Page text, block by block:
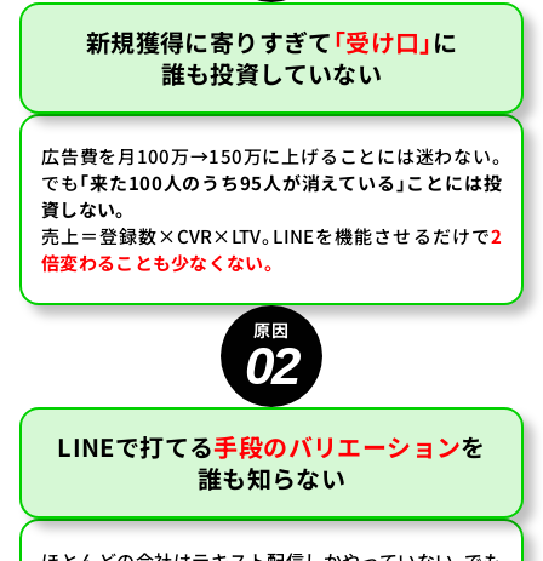
新規獲得に寄りすぎて「受け口」に
誰も投資していない
広告費を月100万→150万に上げることには迷わない。
でも「来た100人のうち95人が消えている」ことには投
資しない。
売上＝登録数×CVR×LTV。LINEを機能させるだけで2
倍変わることも少なくない。
02
LINEで打てる手段のバリエーションを
誰も知らない